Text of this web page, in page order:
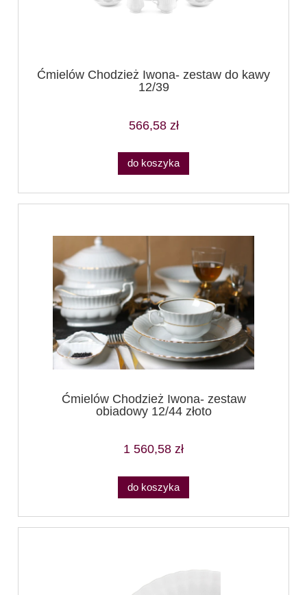
Ćmielów Chodzież Iwona- zestaw do kawy
12/39
566,58 zł
do koszyka
Ćmielów Chodzież Iwona- zestaw
obiadowy 12/44 złoto
1 560,58 zł
do koszyka